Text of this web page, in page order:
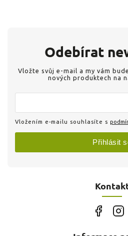
Odebírat
Vložte svůj e-mail a my vám
nových produktech na
Vložením e-mailu souhlasíte s
Přihlásit